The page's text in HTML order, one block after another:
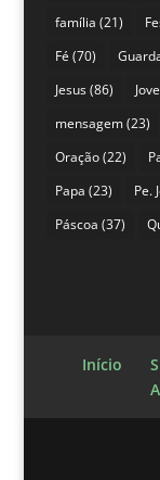
família (21)
Fé (70)
Jesus(86)
mensagem(23)
Oração(22)
Papa (23) Pe.
Páscoa (37)
Início